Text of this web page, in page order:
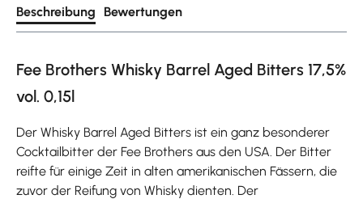
Beschreibung Bewertungen
Fee Brothers Whisky Barrel Aged Bitters 17,5%
vol. 0,15l
Der Whisky Barrel Aged Bitters ist ein ganz besonderer
Cocktailbitter der Fee Brothers aus den USA. Der Bitter
reifte für einige Zeit in alten amerikanischen Fässern, die
zuvor der Reifung von Whisky dienten. Der